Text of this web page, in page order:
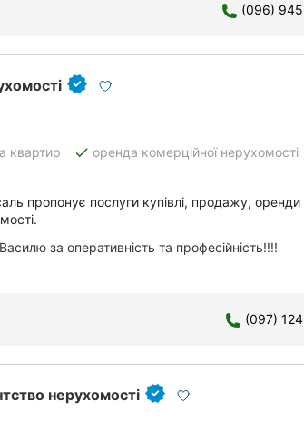
(096) 945
квартир done оренда комерційної нерухомості
пропонує послуги купівлі, продажу, оренди
за оперативність та професійність!!!!
(097) 124
нерухомості